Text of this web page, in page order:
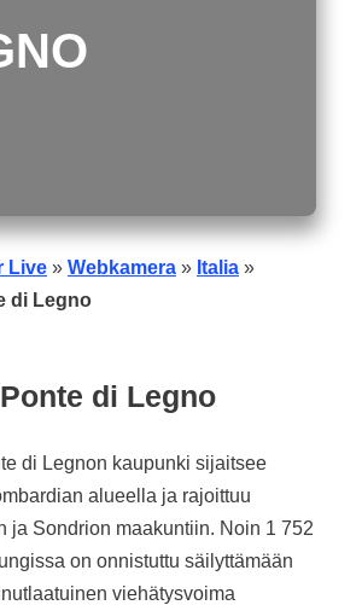
Live » Webkamera » Italia »
di Legno
di Legno
di Legnon kaupunki sijaitsee
alueella ja rajoittuu
ja Sondrion maakuntiin. Noin 1 752
on onnistuttu säilyttämään
viehätysvoima